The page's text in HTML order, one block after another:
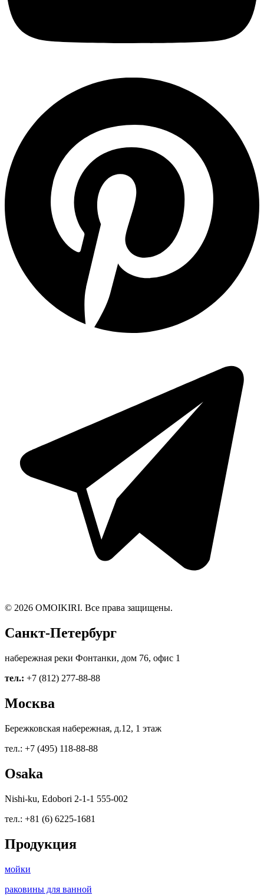
© 2026 OMOIKIRI. Все права защищены.
Санкт-Петербург
набережная реки Фонтанки, дом 76, офис 1
тел.: +7 (812) 277-88-88
Москва
Бережковская набережная, д.12, 1 этаж
тел.: +7 (495) 118-88-88
Osaka
Nishi-ku, Edobori 2-1-1 555-002
тел.: +81 (6) 6225-1681
Продукция
мойки
раковины для ванной